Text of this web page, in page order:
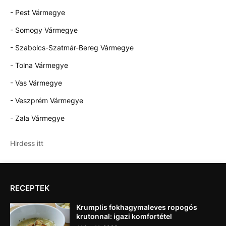
- Pest Vármegye
- Somogy Vármegye
- Szabolcs-Szatmár-Bereg Vármegye
- Tolna Vármegye
- Vas Vármegye
- Veszprém Vármegye
- Zala Vármegye
Hirdess itt
RECEPTEK
Krumplis fokhagymaleves ropogós
krutonnal: igazi komfortétel